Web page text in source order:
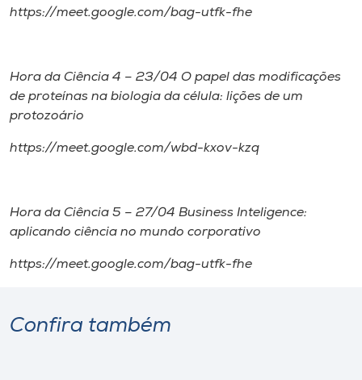
https://meet.google.com/bag-utfk-fhe
Hora da Ciência 4 – 23/04 O papel das modificações
de proteínas na biologia da célula: lições de um
protozoário
https://meet.google.com/wbd-kxov-kzq
Hora da Ciência 5 – 27/04 Business Inteligence:
aplicando ciência no mundo corporativo
https://meet.google.com/bag-utfk-fhe
Confira também